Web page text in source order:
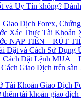
và Uy Tín không?
Giao Dịch Forex,
Xác Thực Tài Khoản
NẠP TIỀN – RÚT
Đặt và Cách Sử Dụng
Cách Đặt Lệnh MUA –
Giao Dịch trên
Tài Khoản Giao Dịch
tài khoản giao dịch